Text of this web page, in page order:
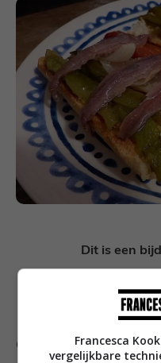
Dit is een
Volg Francesca
Google+,
CategorieënFrancesca
vergelijkbare